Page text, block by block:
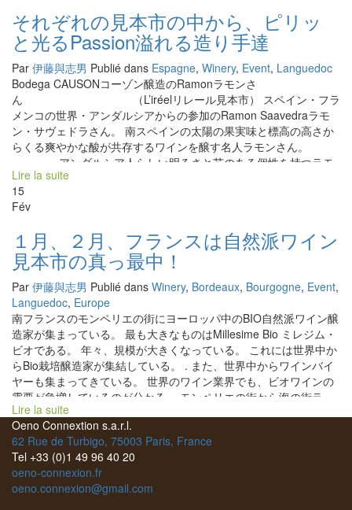
ってくれた。 ★Roots66 ルーツ66 最も小規模でファミリー的な
試飲会。 スタイルも超ナチュレルなものを目指している蔵人が多
く、 まだ世に知られていない蔵もあり興味深い試飲会でもある。
★Millesime Bio ミレジム・ビオ 最も大きなサロン。モンペリエの
巨大な展示会場で行われている。 色んな国からビオ栽培者が一同
に集まったという感じ。 ビオというだけで、あまり好ましくない
ワインも多かった過去がある。 でも、今年はかなり意識も造りも
自然な方法をとるところが増えている。 価格も安いものが多く、
興味深い蔵を何件が発掘した。
それぞれの見本市の中から、ピリッ
と光るPassion溢れる造り手達
Par 伊藤與志男 Publié dans Espagne, Winery, Event, Languedoc
Bodega CAUSONコーゾン醸造のRamonラモンさ
ん （L’iréelリレール見本市） スペイン・フラ
メンコの世界・アンダルシアからの参加のRamon Saavedraラモ
ン・サヴェドラさん。 南スペインの太陽の果実味と標高の高さか
らくる爽やかな酸が共存するワインを醸す名人ラモンさん。
アンダルシア人らしい明るさと芯のある個性を持つラモ
ンさん。 いつもにこやかで人との交流が大好きなラモンさんの人
柄のそのものの人懐っこいワイン達。 太陽が欠けてい
る冬に飲めば太陽の暖かさとラモンさんの温かさで体も心もポカ
Lire la suite
15
Fév
１月、２月、フランスは自然派ワイン
見本市の真っ最中！
Par 伊藤與志男 Publié dans Winery, Bordeaux, Bourgogne, Event,
Languedoc, Europe
南フランスのモンペリエの街にヨーロッパ中のBIO自然派ワイン醸
造家が集まっている。 最も大きなものはMillesime Bio ミレジム・
ビオである。 年々、規模が大きくなっている。 これには世界中か
らBio栽培醸造家が集結している。 . また、世界中からワインバイ
ヤーも集まってきている。 世界のワイン業界でも、ビオワインの
需要が急増しているのが分かる。 モンペリエの街から海の街ラ・
グランド・モットに行く途中に巨大なイベント会場がある。 そこ
で、三日間に渡ってミレジム・ビオが開催された。 , そして、その
会場の周辺で、OFFの小規模なビオ・自然派ワイン見本市が開催
された。 1- L’irréel リレール 2- les Affranchis レ・ザフランシ 3-
Le Vin de mes amis ル・ヴァン・ド・メザミ 4- Roots 66 ロッ
ト・66 5- Salon Bio Top サロン・ビオ・トップ それぞれの見本市
Lire la suite
Oeno Connextion s.a.r.l.
62 Rue de Turbigo, 75003 Paris, France
Tel +33 (0)1 49 96 40 20
oeno-connexion.fr
oeno.connexion@gmail.com